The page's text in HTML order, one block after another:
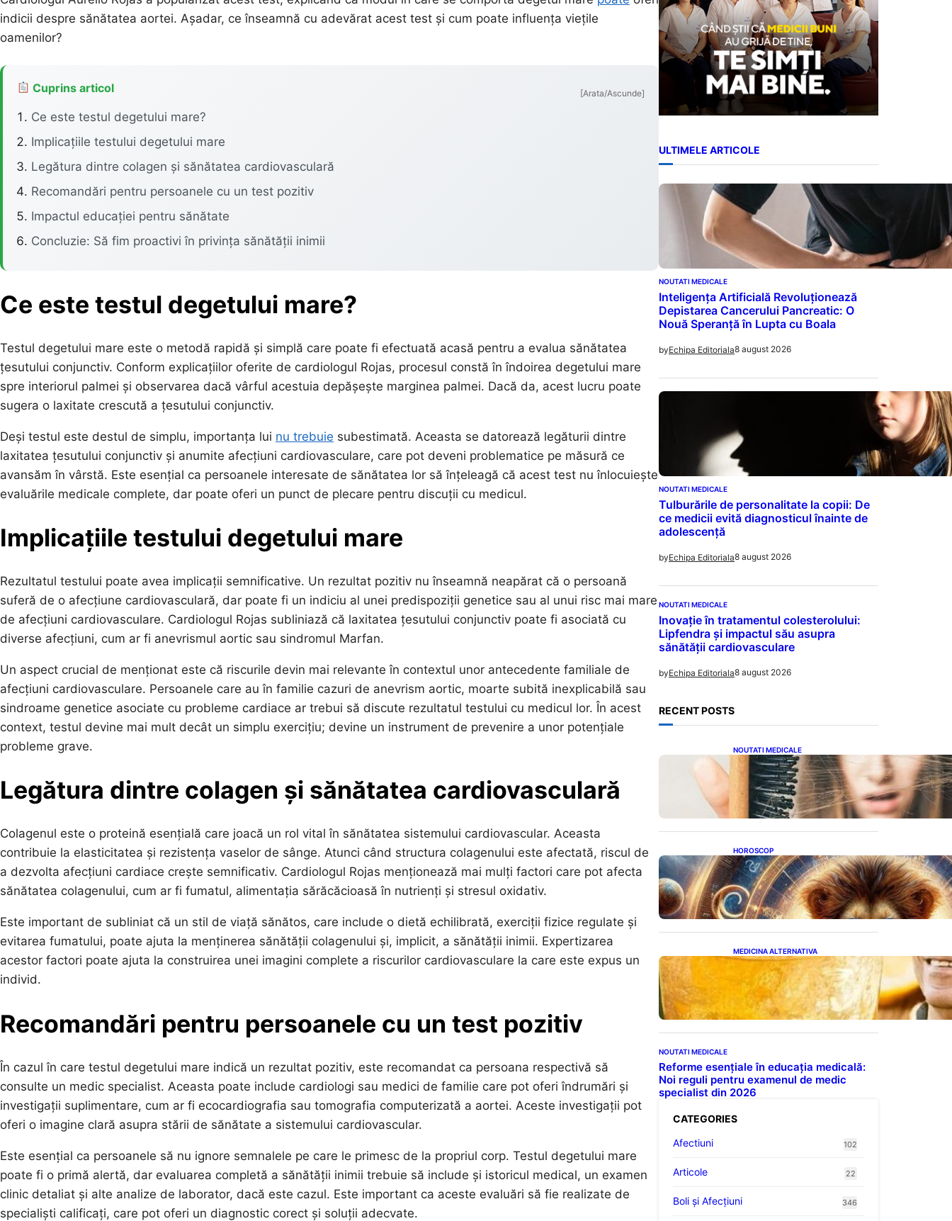
indicii despre sănătatea aortei. Așadar, ce înseamnă cu adevărat acest test și cum poate influența viețile
oamenilor?
Cuprins articol [Arata/Ascunde]
Ce este testul degetului mare?
Implicațiile testului degetului mare
Legătura dintre colagen și sănătatea cardiovasculară
Recomandări pentru persoanele cu un test pozitiv
Impactul educației pentru sănătate
Concluzie: Să fim proactivi în privința sănătății inimii
Ce este testul degetului mare?
Testul degetului mare este o metodă rapidă și simplă care poate fi efectuată acasă pentru a evalua sănătatea
țesutului conjunctiv. Conform explicațiilor oferite de cardiologul Rojas, procesul constă în îndoirea degetului mare
spre interiorul palmei și observarea dacă vârful acestuia depășește marginea palmei. Dacă da, acest lucru poate
sugera o laxitate crescută a țesutului conjunctiv.
Deși testul este destul de simplu, importanța lui nu trebuie subestimată. Aceasta se datorează legăturii dintre
laxitatea țesutului conjunctiv și anumite afecțiuni cardiovasculare, care pot deveni problematice pe măsură ce
avansăm în vârstă. Este esențial ca persoanele interesate de sănătatea lor să înțeleagă că acest test nu înlocuiește
evaluările medicale complete, dar poate oferi un punct de plecare pentru discuții cu medicul.
Implicațiile testului degetului mare
Rezultatul testului poate avea implicații semnificative. Un rezultat pozitiv nu înseamnă neapărat că o persoană
suferă de o afecțiune cardiovasculară, dar poate fi un indiciu al unei predispoziții genetice sau al unui risc mai mare
de afecțiuni cardiovasculare. Cardiologul Rojas subliniază că laxitatea țesutului conjunctiv poate fi asociată cu
diverse afecțiuni, cum ar fi anevrismul aortic sau sindromul Marfan.
Un aspect crucial de menționat este că riscurile devin mai relevante în contextul unor antecedente familiale de
afecțiuni cardiovasculare. Persoanele care au în familie cazuri de anevrism aortic, moarte subită inexplicabilă sau
sindroame genetice asociate cu probleme cardiace ar trebui să discute rezultatul testului cu medicul lor. În acest
context, testul devine mai mult decât un simplu exercițiu; devine un instrument de prevenire a unor potențiale
probleme grave.
Legătura dintre colagen și sănătatea cardiovasculară
Colagenul este o proteină esențială care joacă un rol vital în sănătatea sistemului cardiovascular. Aceasta
contribuie la elasticitatea și rezistența vaselor de sânge. Atunci când structura colagenului este afectată, riscul de
a dezvolta afecțiuni cardiace crește semnificativ. Cardiologul Rojas menționează mai mulți factori care pot afecta
sănătatea colagenului, cum ar fi fumatul, alimentația sărăcăcioasă în nutrienți și stresul oxidativ.
Este important de subliniat că un stil de viață sănătos, care include o dietă echilibrată, exerciții fizice regulate și
evitarea fumatului, poate ajuta la menținerea sănătății colagenului și, implicit, a sănătății inimii. Expertizarea
acestor factori poate ajuta la construirea unei imagini complete a riscurilor cardiovasculare la care este expus un
individ.
Recomandări pentru persoanele cu un test pozitiv
În cazul în care testul degetului mare indică un rezultat pozitiv, este recomandat ca persoana respectivă să
consulte un medic specialist. Aceasta poate include cardiologi sau medici de familie care pot oferi îndrumări și
investigații suplimentare, cum ar fi ecocardiografia sau tomografia computerizată a aortei. Aceste investigații pot
oferi o imagine clară asupra stării de sănătate a sistemului cardiovascular.
Este esențial ca persoanele să nu ignore semnalele pe care le primesc de la propriul corp. Testul degetului mare
poate fi o primă alertă, dar evaluarea completă a sănătății inimii trebuie să include și istoricul medical, un examen
clinic detaliat și alte analize de laborator, dacă este cazul. Este important ca aceste evaluări să fie realizate de
specialiști calificați, care pot oferi un diagnostic corect și soluții adecvate.
ULTIMELE ARTICOLE
NOUTATI MEDICALE
Inteligența Artificială Revoluționează
Depistarea Cancerului Pancreatic: O
Nouă Speranță în Lupta cu Boala
byEchipa Editoriala8 august 2026
NOUTATI MEDICALE
Tulburările de personalitate la copii: De
ce medicii evită diagnosticul înainte de
adolescență
byEchipa Editoriala8 august 2026
NOUTATI MEDICALE
Inovație în tratamentul colesterolului:
Lipfendra și impactul său asupra
sănătății cardiovasculare
byEchipa Editoriala8 august 2026
RECENT POSTS
NOUTATI MEDICALE
Semnele unei deficiențe de
proteine: Impactul asupra
sănătății tale
HOROSCOP
Portalul Leului 8/8:
Oportunități de Abundență
pentru Cinci Zodii în 2026
MEDICINA ALTERNATIVA
Cele cinci băuturi esențiale
pentru menținerea glicemiei
sub control pe timpul nopții:
Ghidul specialistului
NOUTATI MEDICALE
Reforme esențiale în educația medicală:
Noi reguli pentru examenul de medic
specialist din 2026
CATEGORIES
Afectiuni
102
Articole 22
Boli și Afecțiuni 346